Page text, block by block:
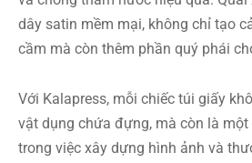
dây satin mềm mại, không chỉ tạo
cầm mà còn thêm phần quý phái
Với Kalapress, mỗi chiếc túi giấy
vật dụng chứa đựng, mà còn là
trong việc xây dựng hình ảnh và